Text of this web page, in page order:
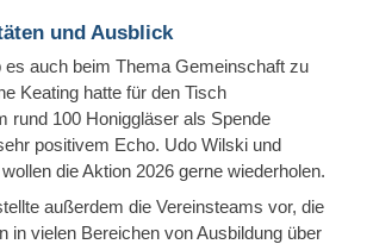
und Ausblick
es auch beim Thema Gemeinschaft zu
Keating hatte für den Tisch
rund 100 Honiggläser als Spende
positivem Echo. Udo Wilski und
die Aktion 2026 gerne wiederholen.
außerdem die Vereinsteams vor, die
in vielen Bereichen von Ausbildung über